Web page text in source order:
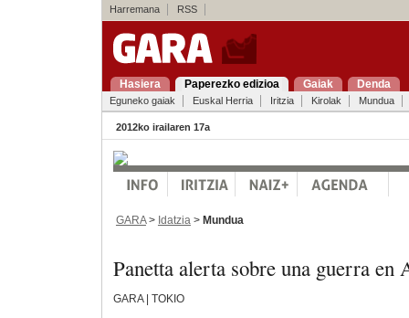
Harremana RSS
Hasiera Paperezko edizioa Gaiak Denda
Eguneko gaiak Euskal Herria Iritzia Kirolak Mundua
2012ko irailaren 17a
GARA> Idatzia > Mundua
Panetta alerta sobre una guerra en
GARA | TOKIO